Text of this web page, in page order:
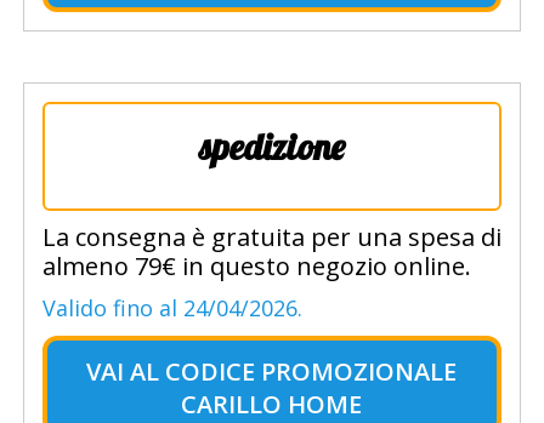
spedizione
La consegna è gratuita per una spesa di
almeno 79€ in questo negozio online.
Valido fino al 24/04/2026.
VAI AL CODICE PROMOZIONALE
CARILLO HOME